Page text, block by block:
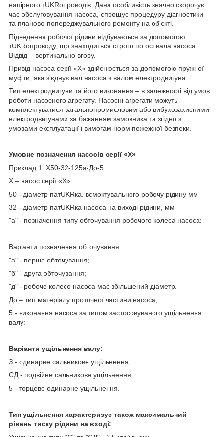
напірного тUKRопроводів. Дана особливість значно скорочує
час обслуговування насоса, спрощує процедуру діагностики
та планово-попереджувального ремонту на об'єкті.
Підведення робочої рідини відбувається за допомогою
тUKRопроводу, що знаходиться строго по осі вала насоса.
Відвід – вертикально вгору.
Привід насоса серії «Х» здійснюється за допомогою пружної
муфти, яка з'єднує вал насоса з валом електродвигуна.
Тип електродвигуни та його виконання – в залежності від умов
роботи насосного агрегату. Насосні агрегати можуть
комплектуватися загальнопромисловим або вибухозахисними
електродвигунами за бажанням замовника та згідно з
умовами експлуатації і вимогам норм пожежної безпеки.
Умовне позначення насосів серії «Х»
Приклад 1: Х50-32-125а-До-5
Х – насос серії «Х»
50 - діаметр патUKRка, всмоктувального робочу рідину мм
32 - діаметр патUKRка насоса на виході рідини, мм
"а" - позначення типу обточування робочого колеса насоса:
Варіанти позначення обточування:
"а" - перша обточування;
"б" - друга обточування;
"д" - робоче колесо насоса має збільшений діаметр.
До – тип матеріалу проточної частини насоса;
5 - виконання насоса за типом застосовуваного ущільнення
валу:
Варіанти ущільнення валу:
З - одинарне сальникове ущільнення;
СД - подвійне сальникове ущільнення;
5 - торцеве одинарне ущільнення.
Тип ущільнення характеризує також максимальний
рівень тиску рідини на вході: